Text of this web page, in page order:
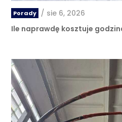
Porady / sie 6, 2026
Ile naprawdę kosztuje